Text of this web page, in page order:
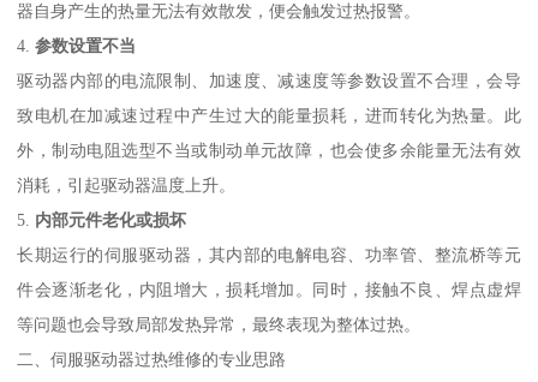
器自身产生的热量无法有效散发，便会触发过热报警。
4.参数设置不当
驱动器内部的电流限制、加速度、减速度等参数设置不合理，会导
致电机在加减速过程中产生过大的能量损耗，进而转化为热量。此
外，制动电阻选型不当或制动单元故障，也会使多余能量无法有效
消耗，引起驱动器温度上升。
5. 内部元件老化或损坏
长期运行的伺服驱动器，其内部的电解电容、功率管、整流桥等元
件会逐渐老化，内阻增大，损耗增加。同时，接触不良、焊点虚焊
等问题也会导致局部发热异常，最终表现为整体过热。
二、伺服驱动器过热维修的专业思路